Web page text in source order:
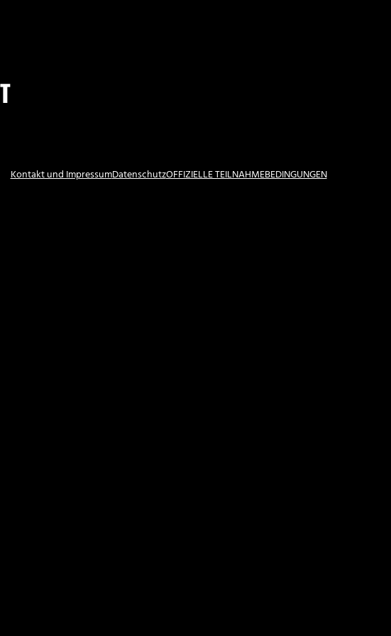
Kontakt und ImpressumDatenschutzOFFIZIELLE TEILNAHMEBEDINGUNGEN